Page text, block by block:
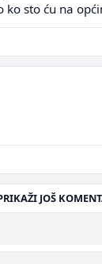
sto ću na
JOŠ